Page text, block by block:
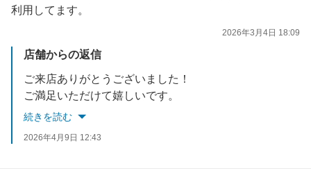
利用してます。
2026年3月4日 18:09
店舗からの返信
ご来店ありがとうございました！
ご満足いただけて嬉しいです。
またのご利用をお待ちしております！
続きを読む
2026年4月9日 12:43